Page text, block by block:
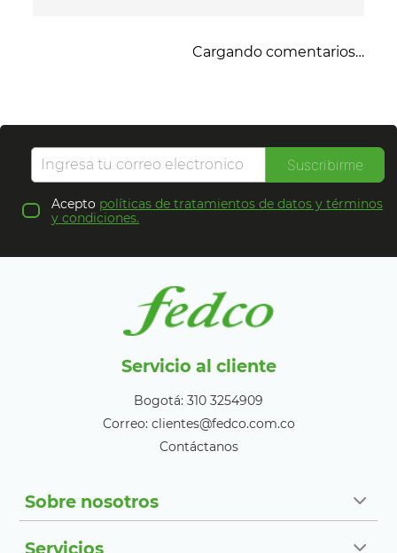
Cargando comentarios…
Suscribirme
Acepto políticas de tratamientos de datos y términos
y condiciones.
Servicio al cliente
Bogotá: 310 3254909
Correo: clientes@fedco.com.co
Contáctanos
Sobre nosotros